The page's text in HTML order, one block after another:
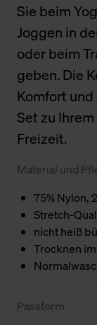
Sie beim
Joggen in
oder beim
geben. Die
Komfort
Set zu
Freizeit.
Material und
75% Nylon,
Stretch-
nicht heiß
Trocknen
Passform